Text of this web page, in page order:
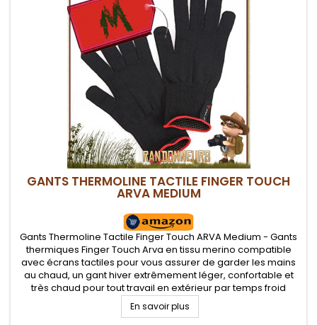
GANTS THERMOLINE TACTILE FINGER TOUCH
ARVA MEDIUM
Gants Thermoline Tactile Finger Touch ARVA Medium - Gants
thermiques Finger Touch Arva en tissu merino compatible
avec écrans tactiles pour vous assurer de garder les mains
au chaud, un gant hiver extrêmement léger, confortable et
très chaud pour tout travail en extérieur par temps froid
En savoir plus